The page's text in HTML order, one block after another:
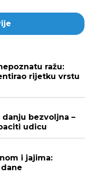
ražu:
rijetku vrstu
bezvoljna –
udicu
i jajima: